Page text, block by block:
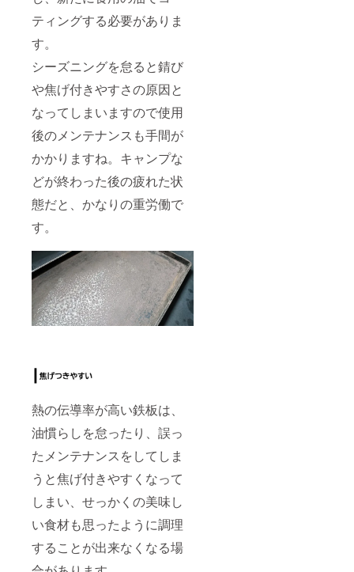
ティングする必要がありま
す。
シーズニングを怠ると錆び
や焦げ付きやすさの原因と
なってしまいますので使用
後のメンテナンスも手間が
かかりますね。キャンプな
どが終わった後の疲れた状
態だと、かなりの重労働で
す。
熱の伝導率が高い鉄板は、
油慣らしを怠ったり、誤っ
たメンテナンスをしてしま
うと焦げ付きやすくなって
しまい、せっかくの美味し
い食材も思ったように調理
することが出来なくなる場